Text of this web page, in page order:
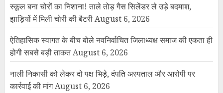
स्कूल बना चोरों का निशाना! ताले तोड़ गैस सिलेंडर ले उड़े बदमाश,
झाड़ियों में मिली चोरी की बैटरीAugust 6, 2026
ऐतिहासिक स्वागत के बीच बोले नवनिर्वाचित जिलाध्यक्ष समाज की एकता ही
होगी सबसे बड़ी ताकतAugust 6, 2026
नाली निकासी को लेकर दो पक्ष भिड़े, दंपति अस्पताल और आरोपी पर
कार्रवाई की मांगAugust 6, 2026